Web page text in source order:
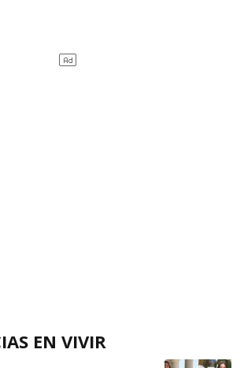
EN VIVIR